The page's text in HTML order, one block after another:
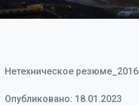
Нетехническое резюме_2016
Опубликовано: 18.01.2023